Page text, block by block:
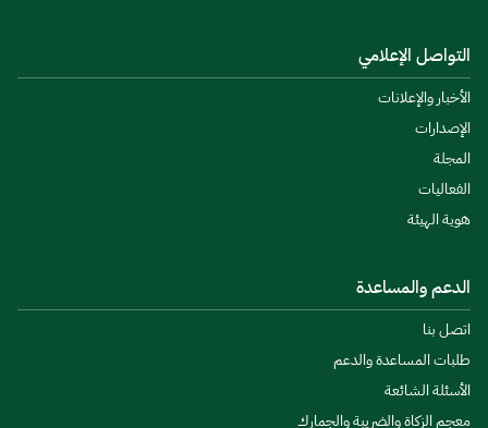
التواصل الإعلامي
الأخبار والإعلانات
الإصدارات
المجلة
الفعاليات
هوية الهيئة
الدعم والمساعدة
اتصل بنا
طلبات المساعدة والدعم
الأسئلة الشائعة
معجم الزكاة والضريبة والجمارك